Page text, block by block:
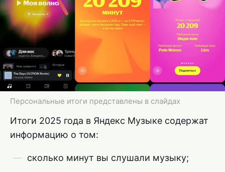
Персональные итоги представлены в слайдах
Итоги 2025 года в Яндекс Музыке содержат
информацию о том:
сколько минут вы слушали музыку;